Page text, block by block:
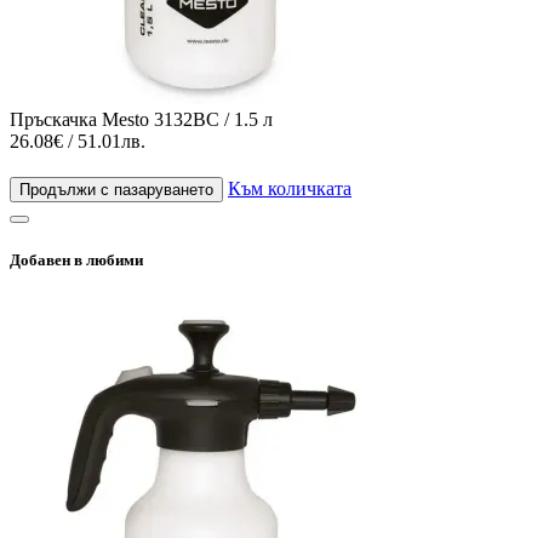
Пръскачка Mesto 3132BC / 1.5 л
26.08€ / 51.01лв.
Продължи с пазаруването Към количката
Добавен в любими